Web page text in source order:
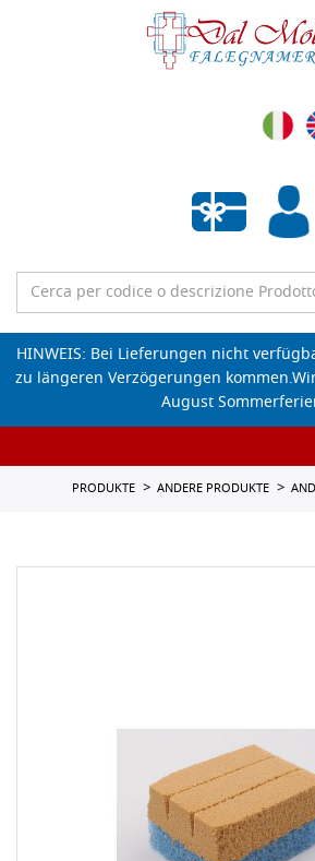
Wunschliste
HINWEIS: Bei Lieferungen nicht
zu längeren Verzögerungen
August
PRODUKTE ANDERE PRODUKTE